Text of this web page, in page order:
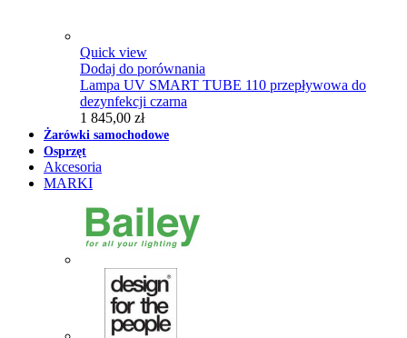
Quick view
Dodaj do porównania
Lampa UV SMART TUBE 110 przepływowa do
dezynfekcji czarna
1 845,00 zł
Żarówki samochodowe
Osprzęt
Akcesoria
MARKI